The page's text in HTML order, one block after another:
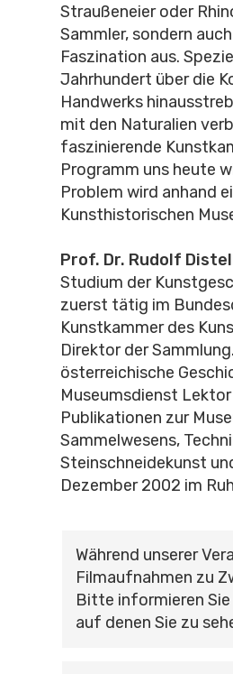
Straußeneier oder
Sammler, sondern
Faszination aus.
Jahrhundert über die
Handwerks
mit den Naturalien
faszinierende
Programm uns heute
Problem wird anhand
Kunsthistorischen
Prof. Dr. Rudolf
Studium der
zuerst tätig im
Kunstkammer des
Direktor der
österreichische
Museumsdienst
Publikationen zur
Sammelwesens,
Steinschneidekunst
Dezember 2002 im
Während unserer
Filmaufnahmen zu
Bitte informieren Sie
auf denen Sie zu